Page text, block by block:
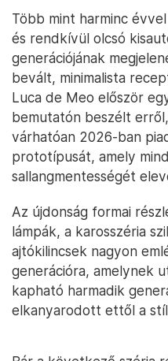
Több mint harminc
és rendkívül olcsó
generációjának
bevált, minimalista
Luca de Meo először
bemutatón beszélt
várhatóan 2026-ban
prototípusát, amely
sallangmentességét
Az újdonság formai
lámpák, a karosszéria
ajtókilincsek nagyon
generációra, amelynek
kapható harmadik
elkanyarodott ettől a